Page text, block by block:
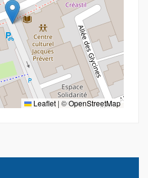
Leaflet | ©OpenStreetMap